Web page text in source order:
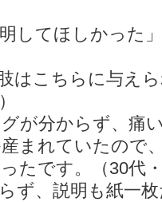
してほしかった
はこちらに与え
が分からず、痛
まれていたので
たです。（30代
ず、説明も紙一